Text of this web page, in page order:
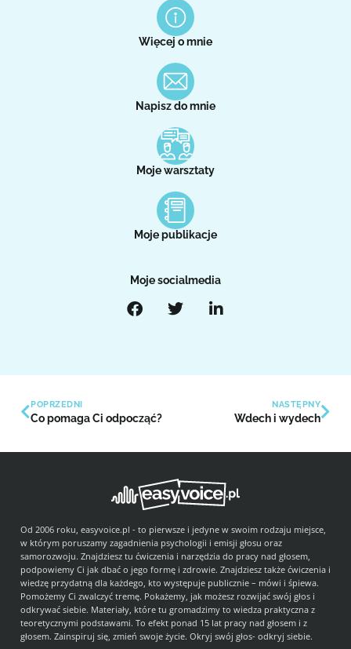
Więcej o mnie
Napisz do mnie
Moje warsztaty
Moje publikacje
Moje socialmedia
POPRZEDNI
Co pomaga Ci odpocząć?
NASTĘPNY
Wdech i wydech
Od 2006 roku, easyvoice.pl - to pierwsze i jedyne w swoim rodzaju miejsce,
w którym poruszamy zagadnienia psychologii i emisji głosu oraz
samorozwoju. Znajdziesz tu ćwiczenia i narzędzia do pracy nad głosem,
podpowiemy Ci jak dbać o jego formę i zdrowie. Znajdziesz także ćwiczenia i
wiedzę przydatną dla każdego, kto występuje publicznie – mówi i śpiewa.
Pomożemy Ci zwalczyć tremę. Pokażemy, jak możesz rozwijać swój głos i
odkrywać siebie. Materiały, które tu gromadzimy to wiedza praktyczna z
teoretycznymi podstawami. To efekt ponad 15 lat pracy nad głosem i z
głosem. Zainspiruj się, zmień swoje życie. Okryj swój głos- odkryj siebie.